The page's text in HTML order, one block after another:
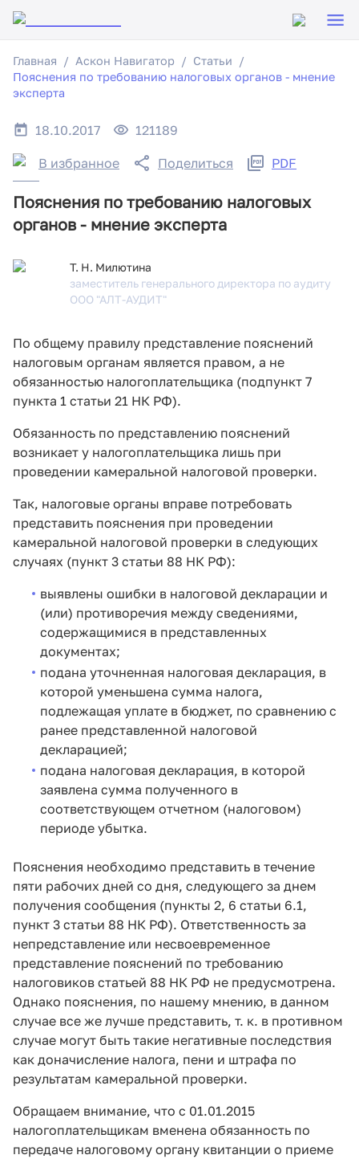
Главная Аскон Навигатор
Статьи
Пояснения по требованию налоговых органов - мнение
эксперта
18.10.2017 121189
В избранное Поделиться PDF
Пояснения по требованию налоговых
органов - мнение эксперта
По общему правилу представление пояснений
налоговым органам является правом, а не
обязанностью налогоплательщика (подпункт 7
пункта 1 статьи 21 НК РФ).
Обязанность по представлению пояснений
возникает у налогоплательщика лишь при
проведении камеральной налоговой проверки.
Так, налоговые органы вправе потребовать
представить пояснения при проведении
камеральной налоговой проверки в следующих
случаях (пункт 3 статьи 88 НК РФ):
выявлены ошибки в налоговой декларации и
(или) противоречия между сведениями,
содержащимися в представленных
документах;
подана уточненная налоговая декларация, в
которой уменьшена сумма налога,
подлежащая уплате в бюджет, по сравнению с
ранее представленной налоговой
декларацией;
подана налоговая декларация, в которой
заявлена сумма полученного в
соответствующем отчетном (налоговом)
периоде убытка.
Пояснения необходимо представить в течение
пяти рабочих дней со дня, следующего за днем
получения сообщения (пункты 2, 6 статьи 6.1,
пункт 3 статьи 88 НК РФ). Ответственность за
непредставление или несвоевременное
представление пояснений по требованию
налоговиков статьей 88 НК РФ не предусмотрена.
Однако пояснения, по нашему мнению, в данном
случае все же лучше представить, т. к. в противном
случае могут быть такие негативные последствия
как доначисление налога, пени и штрафа по
результатам камеральной проверки.
Обращаем внимание, что с 01.01.2015
налогоплательщикам вменена обязанность по
передаче налоговому органу квитанции о приеме
Т. Н. Милютина
заместитель генерального директора по аудиту
ООО "АЛТ-АУДИТ"